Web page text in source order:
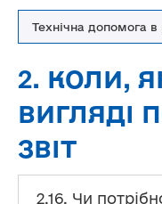
Технічна допомога в
2. КОЛИ,
ВИГЛЯДІ
ЗВІТ
2.16. Чи